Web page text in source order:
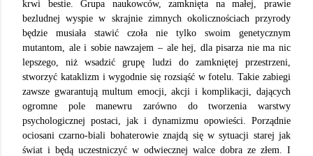
krwi bestie. Grupa naukowców, zamknięta na małej, prawie
bezludnej wyspie w skrajnie zimnych okolicznościach przyrody
będzie musiała stawić czoła nie tylko swoim genetycznym
mutantom, ale i sobie nawzajem – ale hej, dla pisarza nie ma nic
lepszego, niż wsadzić grupę ludzi do zamkniętej przestrzeni,
stworzyć kataklizm i wygodnie się rozsiąść w fotelu. Takie zabiegi
zawsze gwarantują multum emocji, akcji i komplikacji, dających
ogromne pole manewru zarówno do tworzenia warstwy
psychologicznej postaci, jak i dynamizmu opowieści. Porządnie
ociosani czarno-biali bohaterowie znajdą się w sytuacji starej jak
świat i będą uczestniczyć w odwiecznej walce dobra ze złem. I